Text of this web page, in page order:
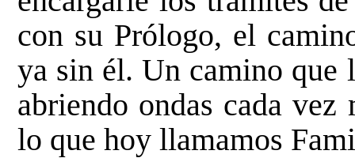
con su Prólogo, el
ya sin él. Un camino que
abriendo ondas cada
lo que hoy llamamos